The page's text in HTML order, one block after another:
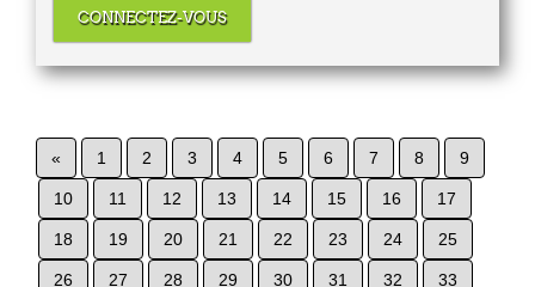
CONNECTEZ-VOUS
« 1 2 3 4 5 6 7 8 9
10 11 12 13 14 15 16 17
18 19 20 21 22 23 24 25
26 27 28 29 30 31 32 33